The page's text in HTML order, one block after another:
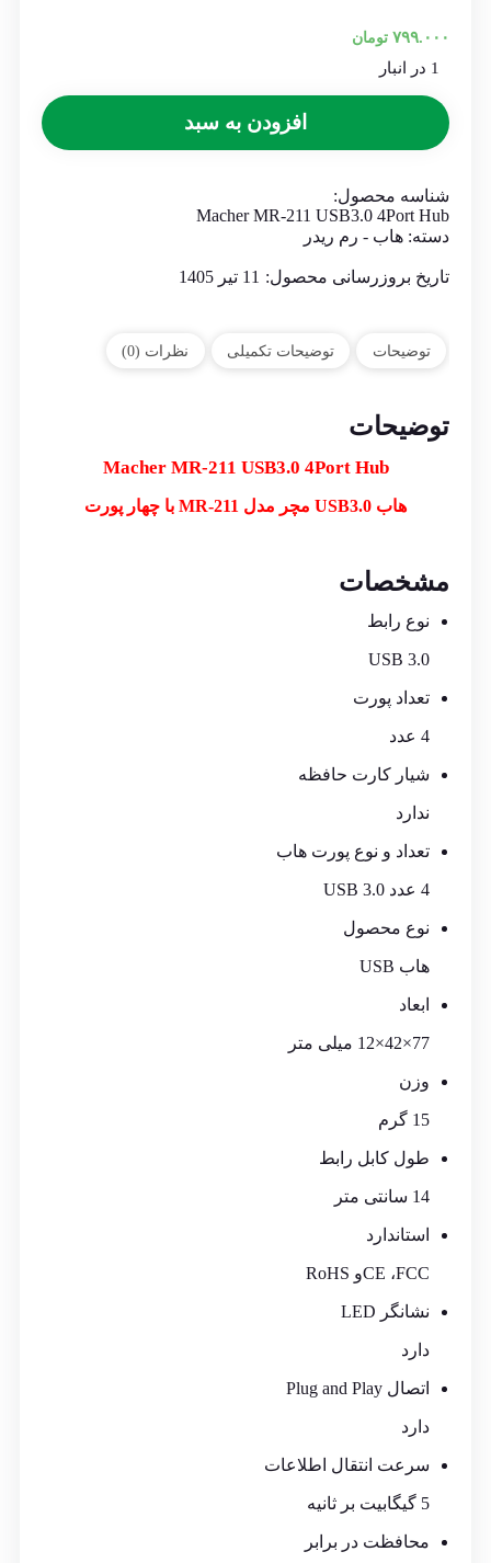
۷۹۹.۰۰۰ تومان
1 در انبار
افزودن به سبد
شناسه محصول:
Macher MR-211 USB3.0 4Port Hub
دسته: هاب - رم ریدر
تاریخ بروزرسانی محصول: 11 تیر 1405
توضیحات توضیحات تکمیلی نظرات (0)
توضیحات
Macher MR-211 USB3.0 4Port Hub
هاب USB3.0 مچر مدل MR-211 با چهار پورت
مشخصات
نوع رابط
USB 3.0
تعداد پورت
4 عدد
شیار کارت حافظه
ندارد
تعداد و نوع پورت هاب
4 عدد USB 3.0
نوع محصول
هاب USB
ابعاد
77×42×12 میلی متر
وزن
15 گرم
طول کابل رابط
14 سانتی متر
استاندارد
CE ،FCCو RoHS
نشانگر LED
دارد
اتصال Plug and Play
دارد
سرعت انتقال اطلاعات
5 گیگابیت بر ثانیه
محافظت در برابر